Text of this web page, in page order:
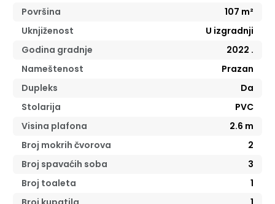
Površina
107 m²
Uknjiženost
U izgradnji
Godina gradnje
2022 .
Nameštenost
Prazan
Dupleks
Da
Stolarija
PVC
Visina plafona
2.6 m
Broj mokrih čvorova
2
Broj spavaćih soba
3
Broj toaleta
1